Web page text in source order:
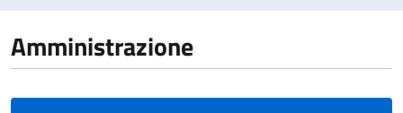
Amministrazione